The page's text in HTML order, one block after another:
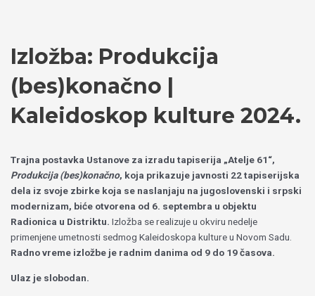
Izložba: Produkcija
(bes)konačno |
Kaleidoskop kulture 2024.
Trajna postavka Ustanove za izradu tapiserija „Atelje 61“,
Produkcija (bes)konačno, koja prikazuje javnosti 22 tapiserijska
dela iz svoje zbirke koja se naslanjaju na jugoslovenski i srpski
modernizam, biće otvorena od 6. septembra u objektu
Radionica u Distriktu. Izložba se realizuje u okviru nedelje
primenjene umetnosti sedmog Kaleidoskopa kulture u Novom Sadu.
Radno vreme izložbe je radnim danima od 9 do 19 časova.
Ulaz je slobodan.